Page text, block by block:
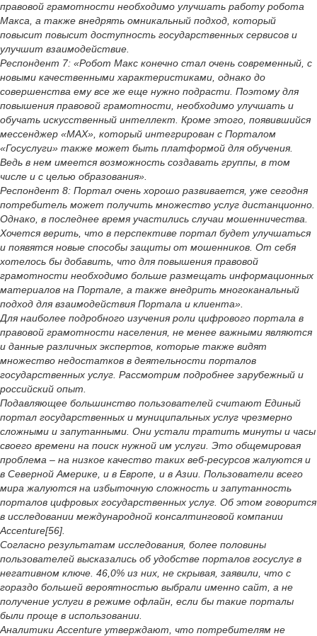
правовой грамотности необходимо улучшать работу робота
Макса, а также внедрять омникальный подход, который
повысит повысит доступность государственных сервисов и
улучшит взаимодействие.
Респондент 7: «Робот Макс конечно стал очень современный, с
новыми качественными характеристиками, однако до
совершенства ему все же еще нужно подрасти. Поэтому для
повышения правовой грамотности, необходимо улучшать и
обучать искусственный интеллект. Кроме этого, появившийся
мессенджер «MAX», который интегрирован с Порталом
«Госуслуги» также может быть платформой для обучения.
Ведь в нем имеется возможность создавать группы, в том
числе и с целью образования».
Респондент 8: Портал очень хорошо развивается, уже сегодня
потребитель может получить множество услуг дистанционно.
Однако, в последнее время участились случаи мошенничества.
Хочется верить, что в перспективе портал будет улучшаться
и появятся новые способы защиты от мошенников. От себя
хотелось бы добавить, что для повышения правовой
грамотности необходимо больше размещать информационных
материалов на Портале, а также внедрить многоканальный
подход для взаимодействия Портала и клиента».
Для наиболее подробного изучения роли цифрового портала в
правовой грамотности населения, не менее важными являются
и данные различных экспертов, которые также видят
множество недостатков в деятельности порталов
государственных услуг. Рассмотрим подробнее зарубежный и
российский опыт.
Подавляющее большинство пользователей считают Единый
портал государственных и муниципальных услуг чрезмерно
сложными и запутанными. Они устали тратить минуты и часы
своего времени на поиск нужной им услуги. Это общемировая
проблема – на низкое качество таких веб-ресурсов жалуются и
в Северной Америке, и в Европе, и в Азии. Пользователи всего
мира жалуются на избыточную сложность и запутанность
порталов цифровых государственных услуг. Об этом говорится
в исследовании международной консалтинговой компании
Accenture[56].
Согласно результатам исследования, более половины
пользователей высказались об удобстве порталов госуслуг в
негативном ключе. 46,0% из них, не скрывая, заявили, что с
гораздо большей вероятностью выбрали именно сайт, а не
получение услуги в режиме офлайн, если бы такие порталы
были проще в использовании.
Аналитики Accenture утверждают, что потребителям не